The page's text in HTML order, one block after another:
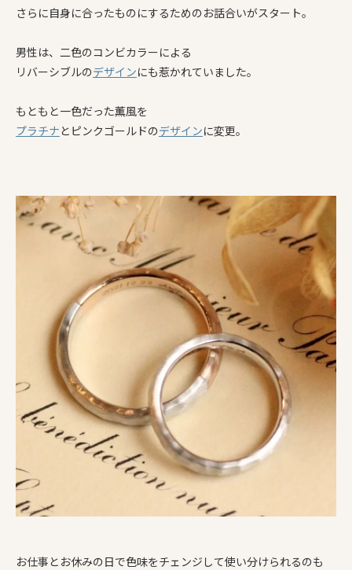
さらに自身に合ったものにするためのお話合いがスタート。
男性は、二色のコンビカラーによる
リバーシブルのデザインにも惹かれていました。
もともと一色だった薫風を
プラチナとピンクゴールドのデザインに変更。
お仕事とお休みの日で色味をチェンジして使い分けられるのも